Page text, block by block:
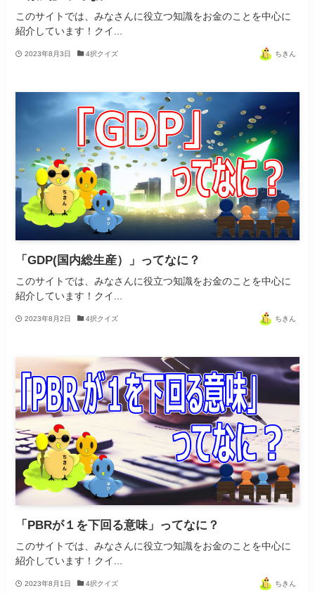
このサイトでは、みなさんに役立つ知識をお金のことを中心に
紹介しています！クイ...
2023年8月3日 4択クイズ ちきん
「GDP(国内総生産）」ってなに？
このサイトでは、みなさんに役立つ知識をお金のことを中心に
紹介しています！クイ...
2023年8月2日 4択クイズ ちきん
「PBRが１を下回る意味」ってなに？
このサイトでは、みなさんに役立つ知識をお金のことを中心に
紹介しています！クイ...
2023年8月1日 4択クイズ ちきん